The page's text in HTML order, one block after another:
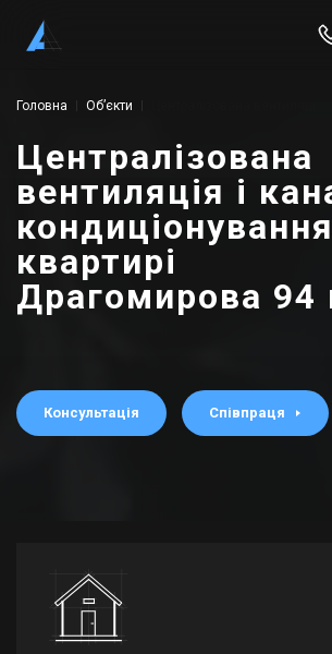
Головна Об’єкти
Централізована
вентиляція і
квартирі
Драгомирова 94
Консультація Співпраця